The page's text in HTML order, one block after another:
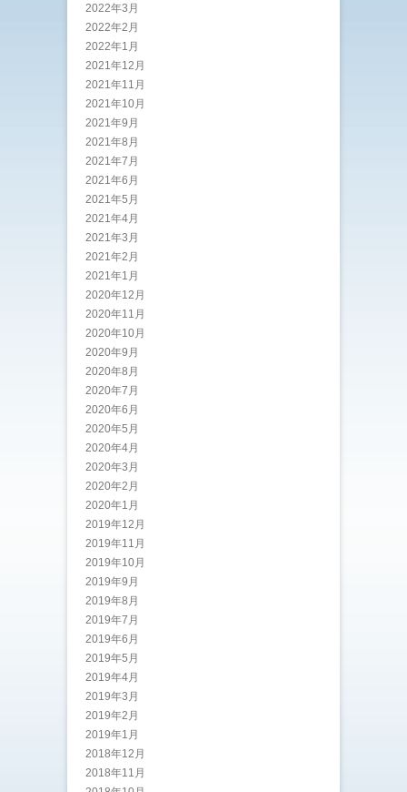
2022年3月
2022年2月
2022年1月
2021年12月
2021年11月
2021年10月
2021年9月
2021年8月
2021年7月
2021年6月
2021年5月
2021年4月
2021年3月
2021年2月
2021年1月
2020年12月
2020年11月
2020年10月
2020年9月
2020年8月
2020年7月
2020年6月
2020年5月
2020年4月
2020年3月
2020年2月
2020年1月
2019年12月
2019年11月
2019年10月
2019年9月
2019年8月
2019年7月
2019年6月
2019年5月
2019年4月
2019年3月
2019年2月
2019年1月
2018年12月
2018年11月